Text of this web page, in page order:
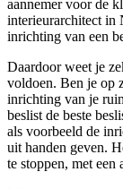
aannemer voor de
interieurarchitect in
inrichting van een
Daardoor weet je
voldoen. Ben je op
inrichting van je
beslist de beste
als voorbeeld de
uit handen geven.
te stoppen, met een